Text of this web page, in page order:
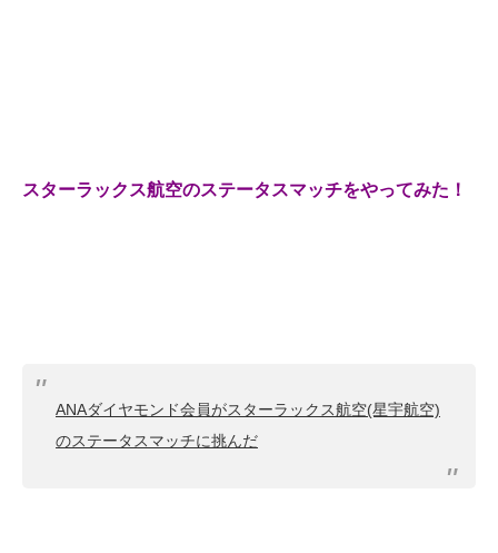
スターラックス航空のステータスマッチをやってみた！
ANAダイヤモンド会員がスターラックス航空(星宇航空)
のステータスマッチに挑んだ